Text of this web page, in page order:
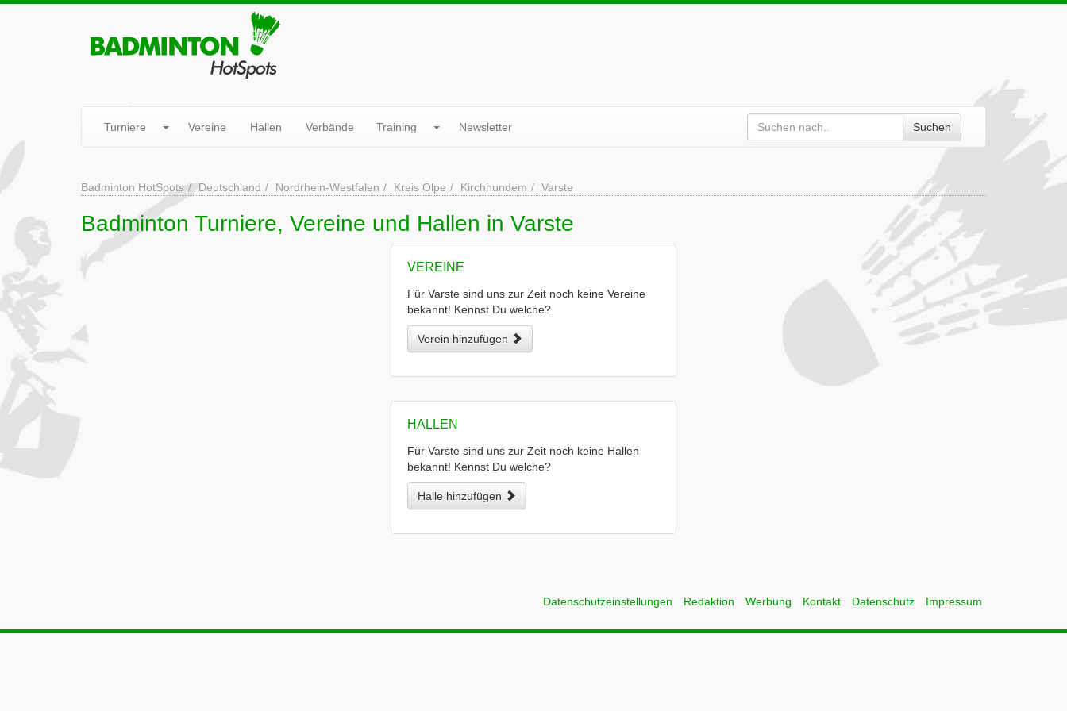
Turniere Vereine Hallen Verbände Training Newsletter Suchen
Badminton HotSpots Deutschland Nordrhein-Westfalen Kreis Olpe Kirchhundem Varste
Badminton Turniere, Vereine und Hallen in Varste
VEREINE
Für Varste sind uns zur Zeit noch keine Vereine
bekannt! Kennst Du welche?
Verein hinzufügen
HALLEN
Für Varste sind uns zur Zeit noch keine Hallen
bekannt! Kennst Du welche?
Halle hinzufügen
Datenschutzeinstellungen Redaktion Werbung Kontakt Datenschutz Impressum